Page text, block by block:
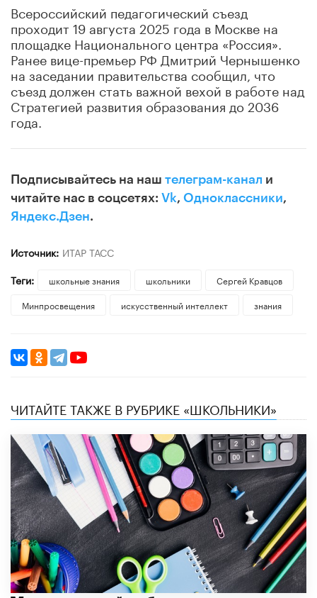
Всероссийский педагогический съезд
проходит 19 августа 2025 года в Москве на
площадке Национального центра «Россия».
Ранее вице-премьер РФ Дмитрий Чернышенко
на заседании правительства сообщил, что
съезд должен стать важной вехой в работе над
Стратегией развития образования до 2036
года.
Подписывайтесь на наш телеграм-канал и
читайте нас в соцсетях: Vk, Одноклассники,
Яндекс.Дзен.
Источник: ИТАР ТАСС
Теги:
школьные знания школьники
Сергей Кравцов
Минпросвещения
искусственный интеллект знания
ЧИТАЙТЕ ТАКЖЕ В РУБРИКЕ «ШКОЛЬНИКИ»